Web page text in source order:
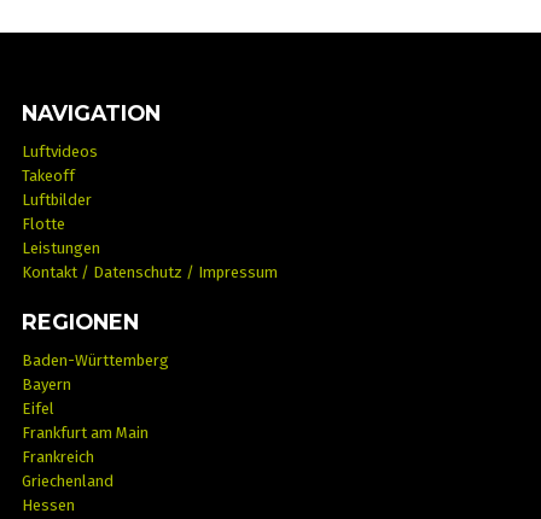
NAVIGATION
Luftvideos
Takeoff
Luftbilder
Flotte
Leistungen
Kontakt / Datenschutz / Impressum
REGIONEN
Baden-Württemberg
Bayern
Eifel
Frankfurt am Main
Frankreich
Griechenland
Hessen